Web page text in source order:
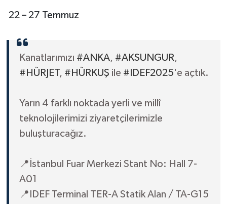
22 – 27 Temmuz
Kanatlarımızı #ANKA, #AKSUNGUR,
#HÜRJET, #HÜRKUŞ ile #IDEF2025'e açtık.
Yarın 4 farklı noktada yerli ve millî
teknolojilerimizi ziyaretçilerimizle
buluşturacağız.
📍İstanbul Fuar Merkezi Stant No: Hall 7-
A01
📍IDEF Terminal TER-A Statik Alan / TA-G15